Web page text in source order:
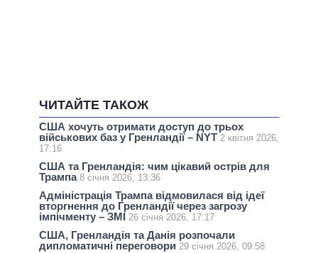
ЧИТАЙТЕ ТАКОЖ
США хочуть отримати доступ до трьох
військових баз у Гренландії – NYT 2 квітня 2026,
17:16
США та Гренландія: чим цікавий острів для
Трампа 8 січня 2026, 13:36
Адміністрація Трампа відмовилася від ідеї
вторгнення до Гренландії через загрозу
імпічменту – ЗМІ 26 січня 2026, 17:17
США, Гренландія та Данія розпочали
дипломатичні переговори 29 січня 2026, 09:58